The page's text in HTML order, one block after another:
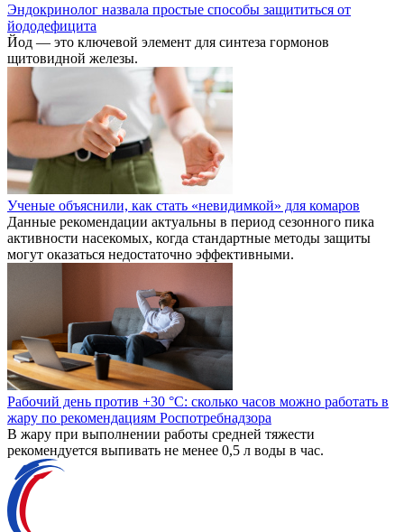
Эндокринолог назвала простые способы защититься от
йододефицита
Йод — это ключевой элемент для синтеза гормонов
щитовидной железы.
Ученые объяснили, как стать «невидимкой» для комаров
Данные рекомендации актуальны в период сезонного пика
активности насекомых, когда стандартные методы защиты
могут оказаться недостаточно эффективными.
Рабочий день против +30 °C: сколько часов можно работать в
жару по рекомендациям Роспотребнадзора
В жару при выполнении работы средней тяжести
рекомендуется выпивать не менее 0,5 л воды в час.